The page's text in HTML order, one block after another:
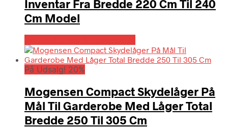
Inventar Fra Bredde 220 Cm Til 240
Cm Model
På Udsalg! 20%
Mogensen Compact Skydelåger På
Mål Til Garderobe Med Låger Total
Bredde 250 Til 305 Cm